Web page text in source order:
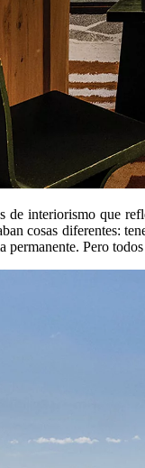
de interiorismo que
cosas diferentes:
Pero